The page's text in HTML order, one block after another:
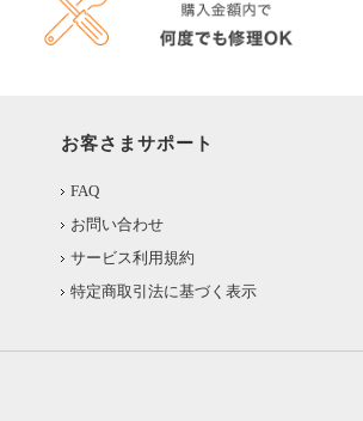
お客さまサポート
FAQ
お問い合わせ
サービス利用規約
特定商取引法に基づく表示